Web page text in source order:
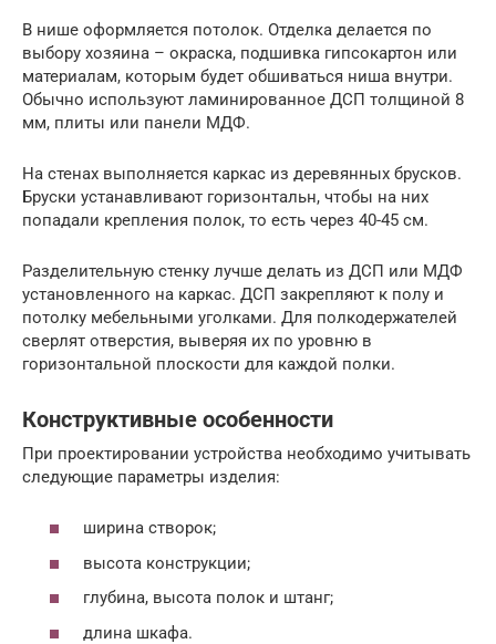
В нише оформляется потолок. Отделка делается по
выбору хозяина – окраска, подшивка гипсокартон или
материалам, которым будет обшиваться ниша внутри.
Обычно используют ламинированное ДСП толщиной 8
мм, плиты или панели МДФ.
На стенах выполняется каркас из деревянных брусков.
Бруски устанавливают горизонтальн, чтобы на них
попадали крепления полок, то есть через 40-45 см.
Разделительную стенку лучше делать из ДСП или МДФ
установленного на каркас. ДСП закрепляют к полу и
потолку мебельными уголками. Для полкодержателей
сверлят отверстия, выверяя их по уровню в
горизонтальной плоскости для каждой полки.
Конструктивные особенности
При проектировании устройства необходимо учитывать
следующие параметры изделия:
ширина створок;
высота конструкции;
глубина, высота полок и штанг;
длина шкафа.